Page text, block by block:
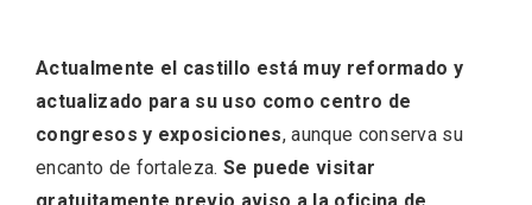
Actualmente el castillo está muy reformado y
actualizado para su uso como centro de
congresos y exposiciones, aunque conserva su
encanto de fortaleza.Se puede visitar